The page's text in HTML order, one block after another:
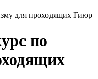
для проходящих Гиюр
по